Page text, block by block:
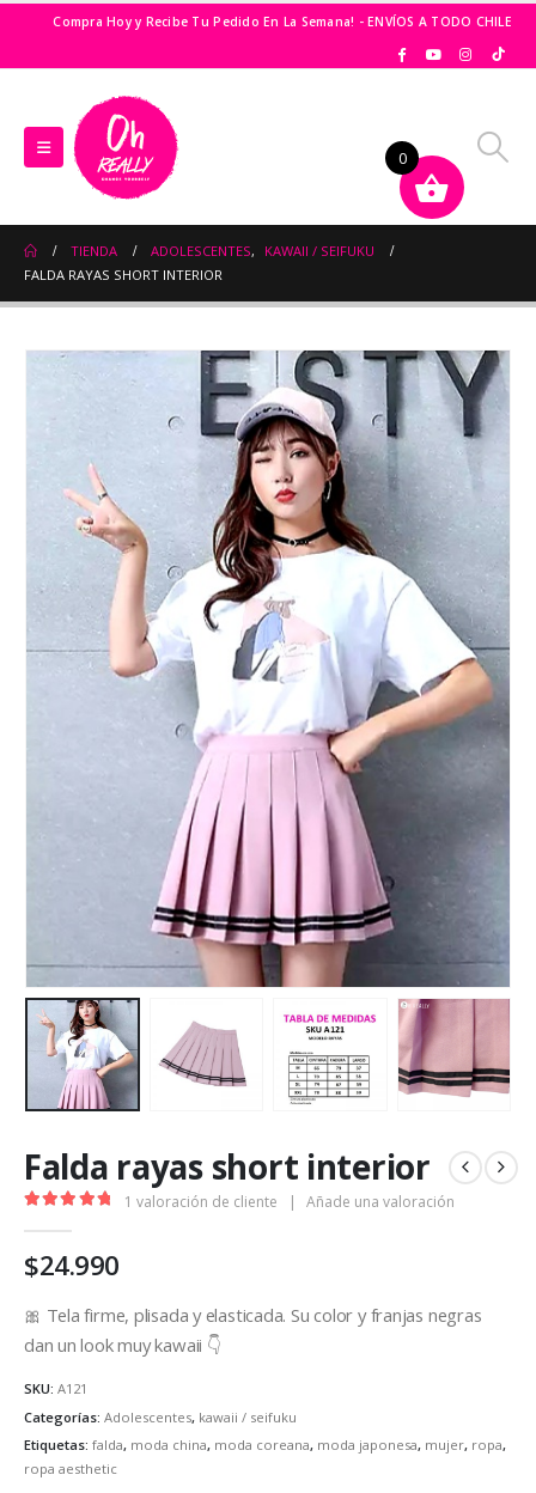
Compra Hoy y Recibe Tu Pedido En La Semana! - ENVÍOS A TODO CHILE
TIENDA ADOLESCENTES,
KAWAII / SEIFUKU
FALDA RAYAS SHORT INTERIOR
Falda rayas short interior
1 valoración de cliente | Añade una valoración
$24.990
🎀 Tela firme, plisada y elasticada. Su color y franjas negras
dan un look muy kawaii 👇
SKU: A121
Categorías: Adolescentes, kawaii / seifuku
Etiquetas: falda, moda china, moda coreana, moda japonesa, mujer, ropa,
ropa aesthetic
0